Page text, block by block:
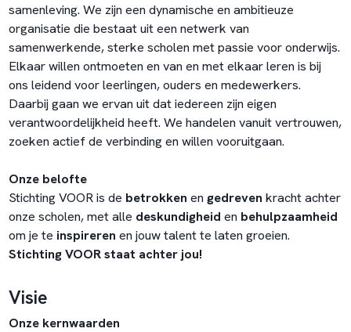
samenleving. We zijn een dynamische en ambitieuze
organisatie die bestaat uit een netwerk van
samenwerkende, sterke scholen met passie voor onderwijs.
Elkaar willen ontmoeten en van en met elkaar leren is bij
ons leidend voor leerlingen, ouders en medewerkers.
Daarbij gaan we ervan uit dat iedereen zijn eigen
verantwoordelijkheid heeft. We handelen vanuit vertrouwen,
zoeken actief de verbinding en willen vooruitgaan.
Onze belofte
Stichting VOOR is de betrokken en gedreven kracht achter
onze scholen, met alle deskundigheid en behulpzaamheid
om je te inspireren en jouw talent te laten groeien.
Stichting VOOR staat achter jou!
Visie
Onze kernwaarden